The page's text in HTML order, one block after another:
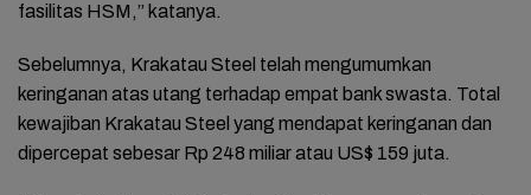
fasilitas HSM,” katanya.
Sebelumnya, Krakatau Steel telah mengumumkan
keringanan atas utang terhadap empat bank swasta. Total
kewajiban Krakatau Steel yang mendapat keringanan dan
dipercepat sebesar Rp 248 miliar atau US$ 159 juta.